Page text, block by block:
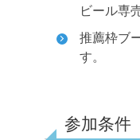
ビール専
推薦枠ブ
す。
参加条件